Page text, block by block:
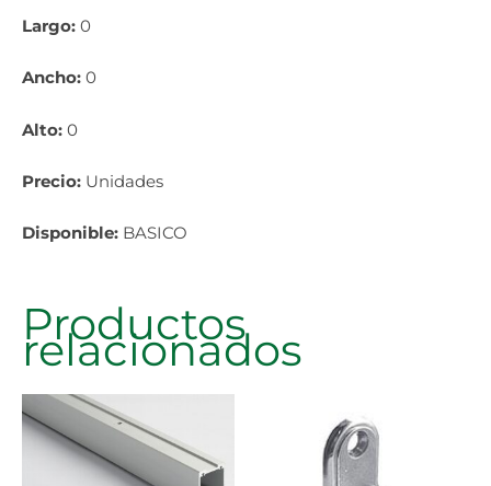
Largo: 0
Ancho: 0
Alto: 0
Precio: Unidades
Disponible: BASICO
Productos
relacionados